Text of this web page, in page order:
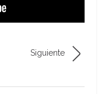
Siguiente